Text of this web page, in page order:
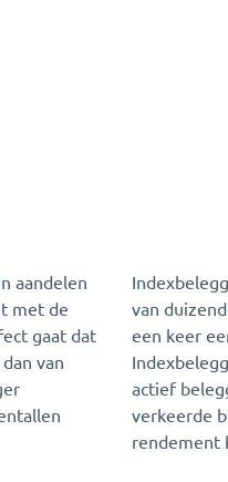
aandelen
met de
gaat dat
van
van
een keer
actief
verkeerde
rendement